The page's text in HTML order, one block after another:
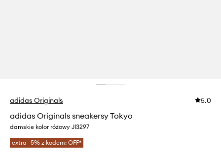
adidas Originals 5.0
adidas Originals sneakersy Tokyo
damskie kolor różowy JI3297
extra -5% z kodem: OFF*